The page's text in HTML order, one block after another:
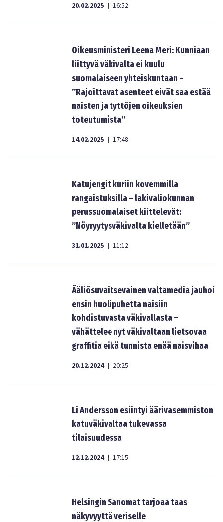
20.02.2025 | 16:52
Oikeusministeri Leena Meri: Kunniaan
liittyvä väkivalta ei kuulu
suomalaiseen yhteiskuntaan –
”Rajoittavat asenteet eivät saa estää
naisten ja tyttöjen oikeuksien
toteutumista”
14.02.2025 | 17:48
Katujengit kuriin kovemmilla
rangaistuksilla – lakivaliokunnan
perussuomalaiset kiittelevät:
”Nöyryytysväkivalta kielletään”
31.01.2025 | 11:12
Ääliösuvaitsevainen valtamedia jauhoi
ensin huolipuhetta naisiin
kohdistuvasta väkivallasta –
vähättelee nyt väkivaltaan lietsovaa
graffitia eikä tunnista enää naisvihaa
20.12.2024 | 20:25
Li Andersson esiintyi äärivasemmiston
katuväkivaltaa tukevassa
tilaisuudessa
12.12.2024 | 17:15
Helsingin Sanomat tarjoaa taas
näkyvyyttä veriselle